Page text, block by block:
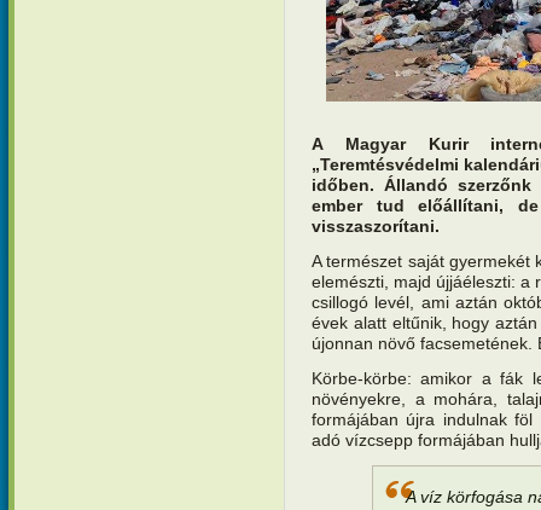
A Magyar Kurir
„Teremtésvédelmi
időben. Állandó
ember tud előállítani,
visszaszorítani.
A természet saját gyermekét
elemészti, majd újjáéleszti: a
csillogó levél, ami aztán
évek alatt eltűnik, hogy
újonnan növő
Körbe-körbe: amikor a fák
növényekre, a mohára,
formájában újra indulnak
adó vízcsepp formájában
A víz körfogása